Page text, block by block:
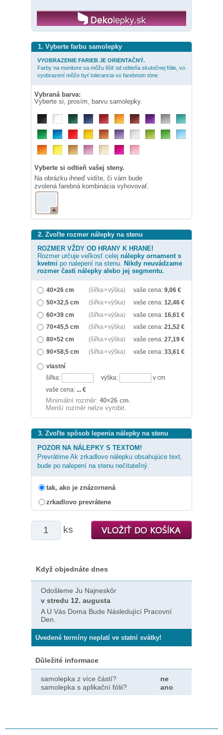
1. Vyberte farbu samolepky
VYOBRAZENIE FARIEB JE ORIENTAČNÝ.
Farby na monitore sa môžu líšiť od odtieňa skutočnej fólie, vo
vyobrazení môže byť tolerancia vo farebnom tóne.
Vybraná barva:
Vyberte si, prosím, barvu samolepky.
Vyberte si odtieň vašej steny.
Na obrázku ihneď vidíte, či vám bude
zvolená farebná kombinácia vyhovovať.
2. Zvoľte rozmer nálepky na stenu
ROZMER VŽDY OD HRANY K HRANE!
Rozmer určuje veľkosť celej nálepky ornament s
kvetmi po nalepení na stenu. Nikdy neuvádzame
rozmer časti nálepky alebo jej segmentu.
40×26 cm (šířka × výška) vaše cena: 9,06 €
50×32,5 cm
(šířka × výška) vaše cena: 12,46 €
60×39 cm
(šířka × výška) vaše cena: 16,61 €
70×45,5 cm
(šířka × výška) vaše cena: 21,52 €
80×52 cm
(šířka × výška) vaše cena: 27,19 €
90×58,5 cm
(šířka × výška) vaše cena: 33,61 €
vlastní
šířka:
výška:
v cm
vaše cena: ... €
Minimální rozměr: 40×26 cm.
Menší rozměr nelze vyrobit.
3. Zvoľte spôsob lepenia nálepky na stenu
POZOR NA NÁLEPKY S TEXTOM!
Prevrátime Ak zrkadlovo nálepku obsahujúce text,
bude po nalepení na stenu nečitateľný.
tak, ako je znázornená
zrkadlovo prevrátene
ks
Když objednáte dnes
Odošleme Ju Najneskôr
v stredu 12. augusta
A U Vás Doma Bude Následující Pracovní
Den.
Uvedené termíny neplatí ve statní svátky!
Důležité informace
samolepka z více částí?
ne
samolepka s aplikační fólii?
ano